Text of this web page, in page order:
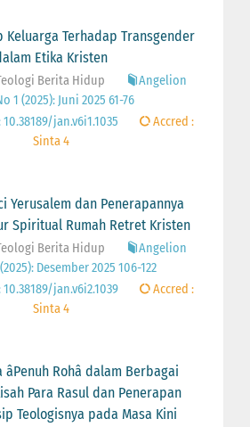
Keluarga Terhadap Transgender
Etika Kristen
Berita Hidup
Angelion
1 (2025): Juni 2025 61-76
jan.v6i1.1035
Accred :
Sinta 4
Yerusalem dan Penerapannya
Spiritual Rumah Retret Kristen
Berita Hidup
Angelion
Desember 2025 106-122
jan.v6i2.1039
Accred :
Sinta 4
Rohâ dalam Berbagai
Para Rasul dan Penerapan
Teologisnya pada Masa Kini